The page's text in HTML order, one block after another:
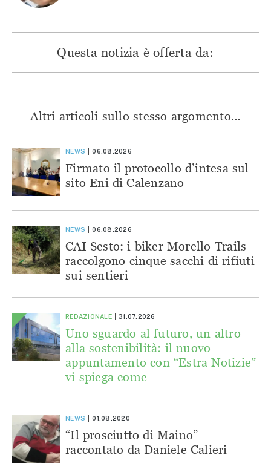
Questa notizia è offerta da:
Altri articoli sullo stesso argomento...
NEWS 06.08.2026
Firmato il protocollo d’intesa sul
sito Eni di Calenzano
NEWS 06.08.2026
CAI Sesto: i biker Morello Trails
raccolgono cinque sacchi di rifiuti
sui sentieri
REDAZIONALE 31.07.2026
Uno sguardo al futuro, un altro
alla sostenibilità: il nuovo
appuntamento con “Estra Notizie”
vi spiega come
NEWS 01.08.2020
“Il prosciutto di Maino”
raccontato da Daniele Calieri